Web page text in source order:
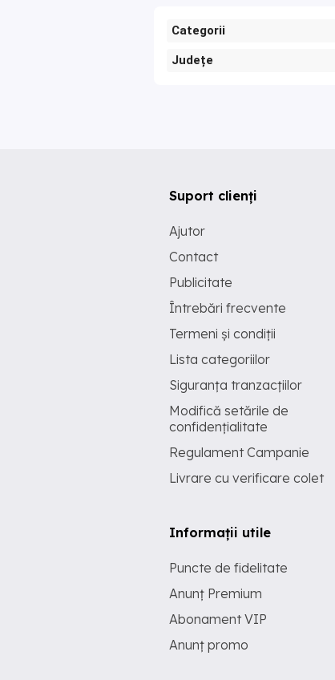
Categorii
Județe
Suport clienți
Ajutor
Contact
Publicitate
Întrebări frecvente
Termeni și condiții
Lista categoriilor
Siguranța tranzacțiilor
Modifică setările de
confidențialitate
Regulament Campanie
Livrare cu verificare colet
Informații utile
Puncte de fidelitate
Anunț Premium
Abonament VIP
Anunț promo